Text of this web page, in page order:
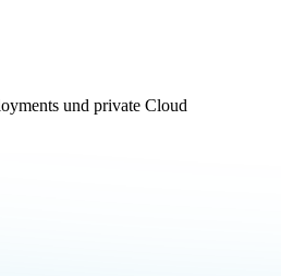
und private Cloud